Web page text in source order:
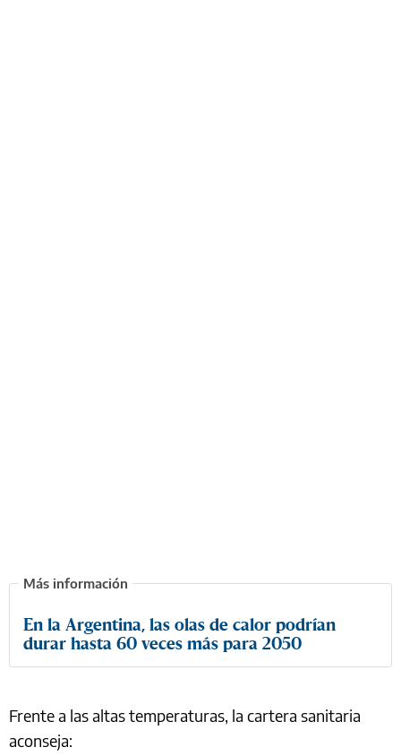
En la Argentina, las olas de calor podrían
durar hasta 60 veces más para 2050
Frente a las altas temperaturas, la cartera sanitaria
aconseja: